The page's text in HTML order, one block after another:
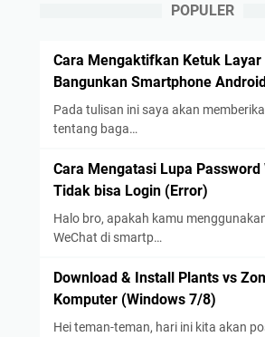
POPULER
Cara Mengaktifkan Ketuk Layar
Bangunkan Smartphone
Pada tulisan ini saya akan
tentang baga…
Cara Mengatasi Lupa Password
Tidak bisa Login (Error)
Halo bro, apakah kamu
WeChat di smartp…
Download & Install Plants vs
Komputer (Windows 7/8)
Hei teman-teman, hari ini kita akan